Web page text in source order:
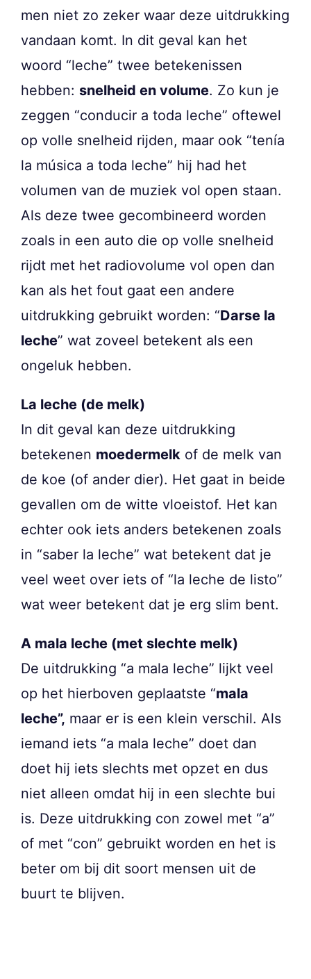
men niet zo zeker waar deze uitdrukking
vandaan komt. In dit geval kan het
woord “leche” twee betekenissen
hebben: snelheid en volume. Zo kun je
zeggen “conducir a toda leche” oftewel
op volle snelheid rijden, maar ook “tenía
la música a toda leche” hij had het
volumen van de muziek vol open staan.
Als deze twee gecombineerd worden
zoals in een auto die op volle snelheid
rijdt met het radiovolume vol open dan
kan als het fout gaat een andere
uitdrukking gebruikt worden: “Darse la
leche” wat zoveel betekent als een
ongeluk hebben.
La leche (de melk)
In dit geval kan deze uitdrukking
betekenen moedermelk of de melk van
de koe (of ander dier). Het gaat in beide
gevallen om de witte vloeistof. Het kan
echter ook iets anders betekenen zoals
in “saber la leche” wat betekent dat je
veel weet over iets of “la leche de listo”
wat weer betekent dat je erg slim bent.
A mala leche (met slechte melk)
De uitdrukking “a mala leche” lijkt veel
op het hierboven geplaatste “mala
leche”, maar er is een klein verschil. Als
iemand iets “a mala leche” doet dan
doet hij iets slechts met opzet en dus
niet alleen omdat hij in een slechte bui
is. Deze uitdrukking con zowel met “a”
of met “con” gebruikt worden en het is
beter om bij dit soort mensen uit de
buurt te blijven.